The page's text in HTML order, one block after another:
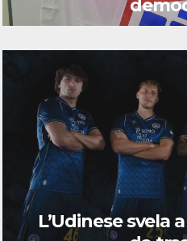
L’Udinese svela